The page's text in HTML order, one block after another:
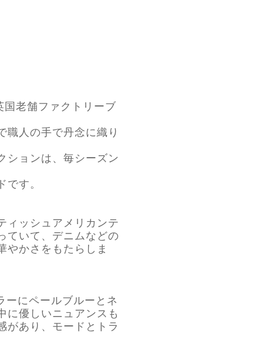
老舗ファクトリーブ
職人の手で丹念に織り
ションは、毎シーズン
す。
ィッシュアメリカンテ
ていて、デニムなどの
やかさをもたらしま
ーにペールブルーとネ
に優しいニュアンスも
があり、モードとトラ